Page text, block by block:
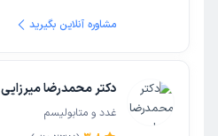
مشاوره آنلاین بگیرید
دکتر محمدرضا میرزایی
غدد و متابولیسم